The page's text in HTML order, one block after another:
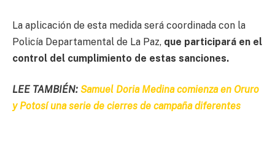
La aplicación de esta medida será coordinada con la
Policía Departamental de La Paz, que participará en el
control del cumplimiento de estas sanciones.
LEE TAMBIÉN: Samuel Doria Medina comienza en Oruro
y Potosí una serie de cierres de campaña diferentes